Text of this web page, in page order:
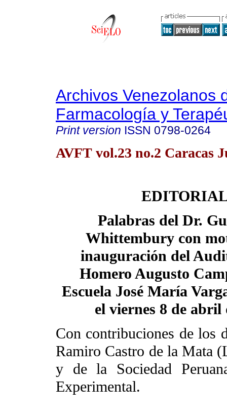
Archivos Venezolanos
Farmacología y
Print version ISSN 0798-0264
AVFT vol.23 no.2 Caracas
Palabras del Dr.
Whittembury con
inauguración del
Homero Augusto
Escuela José María
el viernes 8 de abril
Con contribuciones de los
Ramiro Castro de la Mata
y de la Sociedad
Experimental.